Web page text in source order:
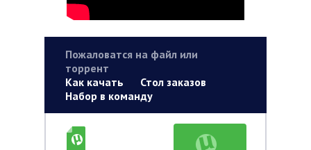
Пожаловатся на файл или
торрент
Как качать
Стол заказов
Набор в команду